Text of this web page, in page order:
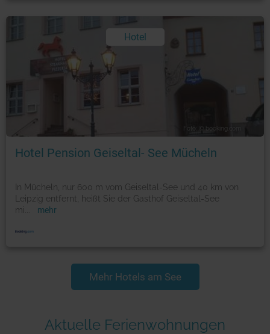
Hotel
Foto: © booking.com
Hotel Pension Geiseltal- See Mücheln
In Mücheln, nur 600 m vom Geiseltal-See und 40 km von
Leipzig entfernt, heißt Sie der Gasthof Geiseltal-See
mi
mehr
Mehr Hotels am See
Aktuelle Ferienwohnungen